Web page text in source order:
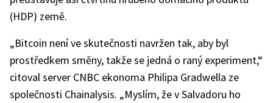
(HDP) země.
„Bitcoin není ve skutečnosti navržen tak, aby byl
prostředkem směny, takže se jedná o raný experiment,“
citoval server CNBC ekonoma Philipa Gradwella ze
společnosti Chainalysis. „Myslím, že v Salvadoru ho